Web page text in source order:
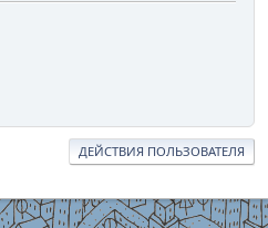
ДЕЙСТВИЯ ПОЛЬЗОВАТЕЛЯ